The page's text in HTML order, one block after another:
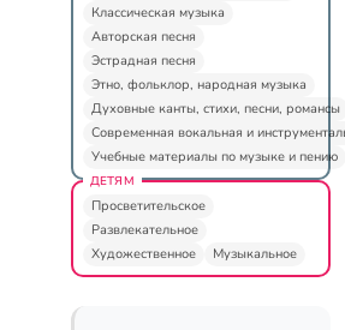
Классическая музыка
Авторская песня
Эстрадная песня
Этно, фольклор, народная музыка
Духовные канты, стихи, песни, романсы
Современная вокальная и
Учебные материалы по музыке и пению
ДЕТЯМ
Просветительское
Развлекательное
Художественное
Музыкальное